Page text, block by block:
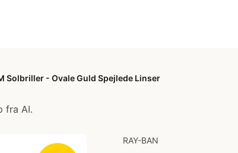
Solbriller - Ovale Guld Spejlede Linser
fra AI.
RAY-BAN